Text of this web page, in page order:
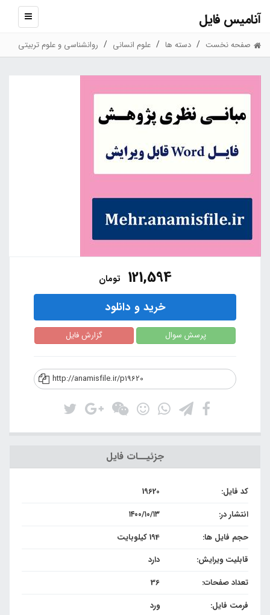
آنامیس فایل
نمایش
صفحه نخست دسته ها علوم انسانی روانشناسی و علوم تربیتی
121,594 تومان
خرید و دانلود
پرسش سوال گزارش فایل
http://anamisfile.ir/p19620
جزئیــات فایل
کد فایل:
19620
انتشار در:
۱۴۰۰/۱۰/۱۳
حجم فایل ها:
194 کیلوبایت
قابلیت ویرایش:
دارد
تعداد صفحات:
36
فرمت فایل:
ورد